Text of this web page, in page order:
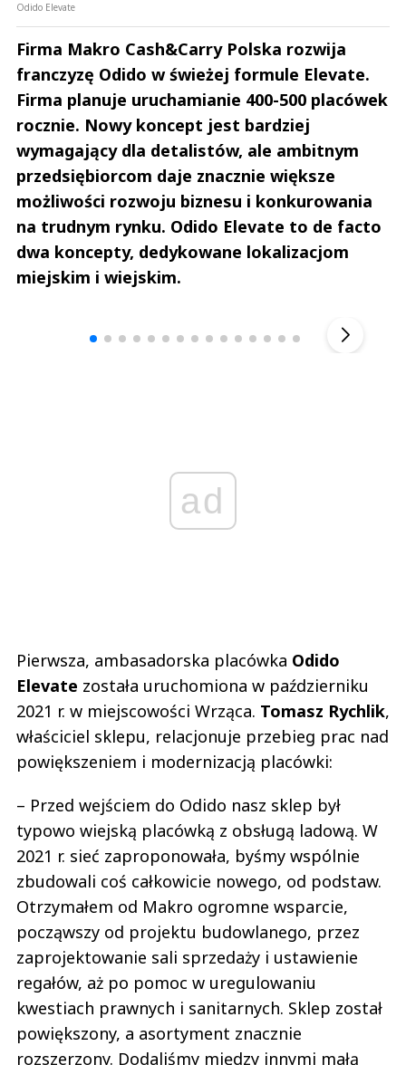
Odido Elevate
Firma Makro Cash&Carry Polska rozwija
franczyzę Odido w świeżej formule Elevate.
Firma planuje uruchamianie 400-500 placówek
rocznie. Nowy koncept jest bardziej
wymagający dla detalistów, ale ambitnym
przedsiębiorcom daje znacznie większe
możliwości rozwoju biznesu i konkurowania
na trudnym rynku. Odido Elevate to de facto
dwa koncepty, dedykowane lokalizacjom
miejskim i wiejskim.
ad
Pierwsza, ambasadorska placówka Odido
Elevate została uruchomiona w październiku
2021 r. w miejscowości Wrząca. Tomasz Rychlik,
właściciel sklepu, relacjonuje przebieg prac nad
powiększeniem i modernizacją placówki:
– Przed wejściem do Odido nasz sklep był
typowo wiejską placówką z obsługą ladową. W
2021 r. sieć zaproponowała, byśmy wspólnie
zbudowali coś całkowicie nowego, od podstaw.
Otrzymałem od Makro ogromne wsparcie,
począwszy od projektu budowlanego, przez
zaprojektowanie sali sprzedaży i ustawienie
regałów, aż po pomoc w uregulowaniu
kwestiach prawnych i sanitarnych. Sklep został
powiększony, a asortyment znacznie
rozszerzony. Dodaliśmy między innymi małą